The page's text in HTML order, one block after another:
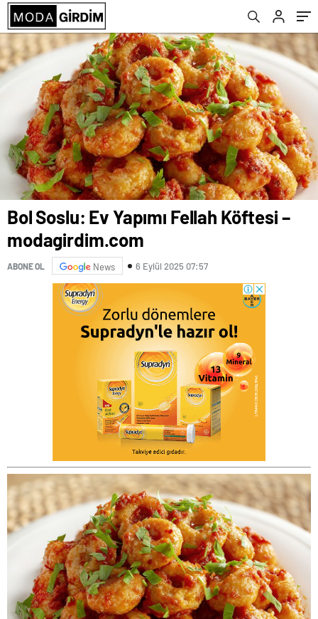
Bol Soslu: Ev Yapımı Fellah Köftesi –
modagirdim.com
ABONE OL News 6 Eylül 2025 07:57